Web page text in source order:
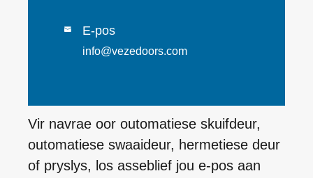
 E-pos
info@vezedoors.com
Vir navrae oor outomatiese skuifdeur,
outomatiese swaaideur, hermetiese deur
of pryslys, los asseblief jou e-pos aan